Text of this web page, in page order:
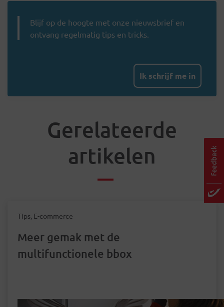
Blijf op de hoogte met onze nieuwsbrief en
ontvang regelmatig tips en tricks.
Ik schrijf me in
Gerelateerde
artikelen
Tips, E-commerce
Meer gemak met de
multifunctionele bbox